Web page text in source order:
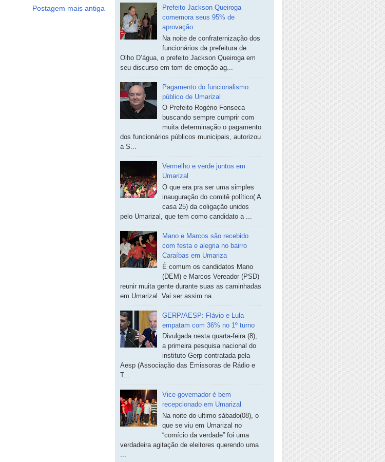
Postagem mais antiga
Prefeito Jackson Queiroga
comemora seus 95% de
aprovação.
Na noite de confraternização dos
funcionários da prefeitura de
Olho D’água, o prefeito Jackson Queiroga em
seu discurso em tom de emoção ag...
Pagamento do funcionalismo
público de Umarizal
O Prefeito Rogério Fonseca
buscando sempre cumprir com
muita determinação o pagamento
dos funcionários públicos municipais, autorizou
a S...
Vermelho e verde juntos em
Umarizal
O que era pra ser uma simples
inauguração do comitê político( A
casa 25) da coligação unidos
pelo Umarizal, que tem como candidato a ...
Mano e Marcos são recebido
com festa e alegria no bairro
Caraíbas em Umariza
É comum os candidatos Mano
(DEM) e Marcos Vereador (PSD)
reunir muita gente durante suas as caminhadas
em Umarizal. Vai ser assim na...
GERP/AESP: Flávio e Lula
empatam com 36% no 1º turno
Divulgada nesta quarta-feira (8),
a primeira pesquisa nacional do
instituto Gerp contratada pela
Aesp (Associação das Emissoras de Rádio e
T...
Vice-governador é bem
recepcionado em Umarizal
Na noite do ultimo sábado(08), o
que se viu em Umarizal no
“comício da verdade” foi uma
verdadeira agitação de eleitores querendo uma